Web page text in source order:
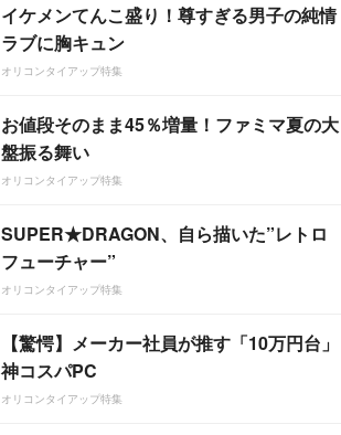
イケメンてんこ盛り！尊すぎる男子の純情
ラブに胸キュン
オリコンタイアップ特集
お値段そのまま45％増量！ファミマ夏の大
盤振る舞い
オリコンタイアップ特集
SUPER★DRAGON、自ら描いた”レトロ
フューチャー”
オリコンタイアップ特集
【驚愕】メーカー社員が推す「10万円台」
神コスパPC
オリコンタイアップ特集